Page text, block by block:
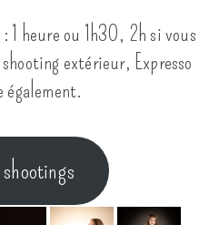
1 heure ou 1h30, 2h si vous
extérieur, Expresso
également.